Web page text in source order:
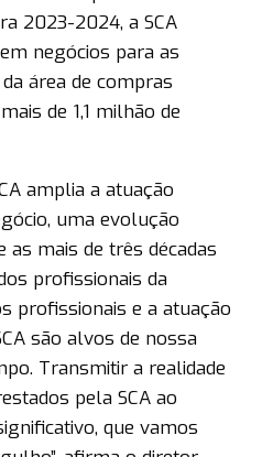
2023-2024, a SCA
negócios para as
área de compras
de 1,1 milhão de
amplia a atuação
uma evolução
mais de três décadas
profissionais da
profissionais e a atuação
são alvos de nossa
Transmitir a realidade
pela SCA ao
que vamos